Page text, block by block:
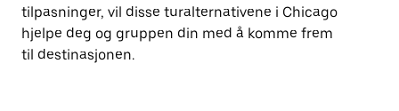
tilpasninger, vil disse turalternativene i Chicago
hjelpe deg og gruppen din med å komme frem
til destinasjonen.